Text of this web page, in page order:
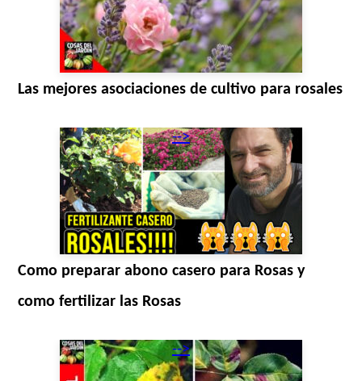
Las mejores asociaciones de cultivo para rosales
-->
Como preparar abono casero para Rosas y
como fertilizar las Rosas
-->